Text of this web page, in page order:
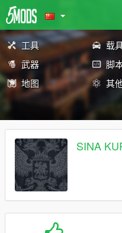
工具 载
武器
脚
地图
其
SINA